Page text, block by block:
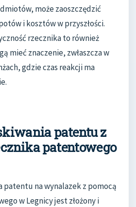
może zaoszczędzić
i kosztów w przyszłości.
rzecznika to również
mieć znaczenie, zwłaszcza w
gdzie czas reakcji ma
patentu z
patentowego
patentu na wynalazek z pomocą
w Legnicy jest złożony i